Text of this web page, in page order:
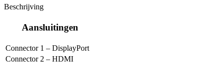
Beschrijving
Aansluitingen
Connector 1 – DisplayPort
Connector 2 – HDMI